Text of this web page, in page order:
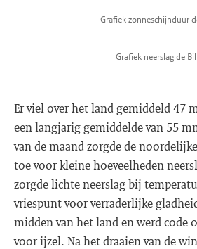
Grafiek zonneschijnduur
Grafiek neerslag de
Er viel over het land gemiddeld 47
een langjarig gemiddelde van 55
van de maand zorgde de
toe voor kleine hoeveelheden
zorgde lichte neerslag bij
vriespunt voor verraderlijke
midden van het land en werd code
voor ijzel. Na het draaien van de